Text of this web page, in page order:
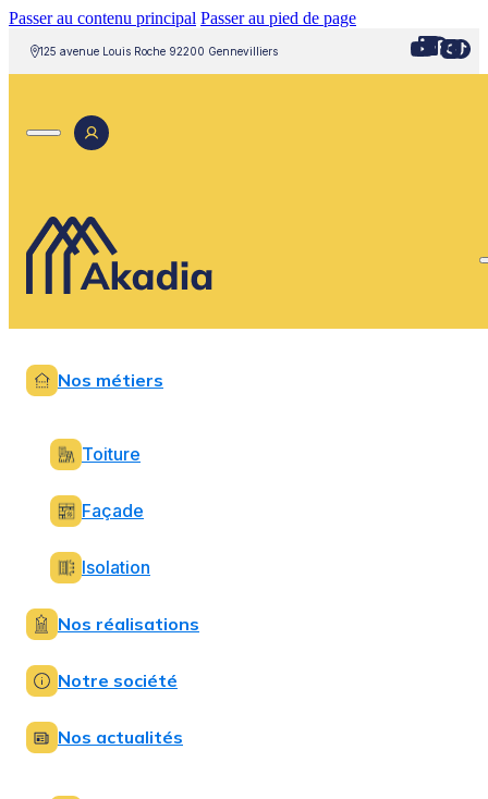
Passer au contenu principal Passer au pied de page
125 avenue Louis Roche 92200 Gennevilliers
Nos métiers
Toiture
Façade
Isolation
Nos réalisations
Notre société
Nos actualités